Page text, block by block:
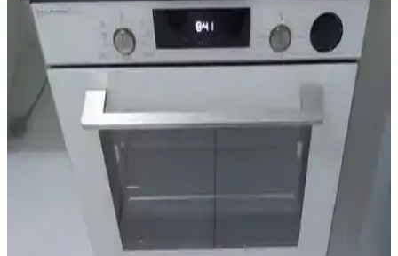
Genel Markalar Üstü Kapalı Altı Kapaklı Ankastre
Fırın Dolabı Özellikleri ve Kullanım Avantajları
Bu ankastre fırın dolabı, modern tasarımı, kolay montajı ve dayanıklı
malzemeleriyle mutfaklara estetik ve fonksiyonellik katıyor. 2 yıl
garanti ile güvenle kullanabilirsiniz.
Massan Ankastre Modül Ürgüp Antrasit: Modern ve
Dayanıklı Mutfak Çözümü
Massan Ankastre Modül Ürgüp Antrasit, modern mutfaklara şıklık
ve fonksiyonellik katan dayanıklı ve estetik tasarımıyla öne çıkan bir
çözümdür. Uyumlu ve uzun ömürlü kullanımıyla tercih edilir.